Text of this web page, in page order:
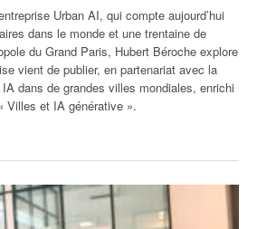
Urban AI, qui compte aujourd’hui
dans le monde et une trentaine de
du Grand Paris, Hubert Béroche explore
vient de publier, en partenariat avec la
dans de grandes villes mondiales, enrichi
Villes et IA générative ».